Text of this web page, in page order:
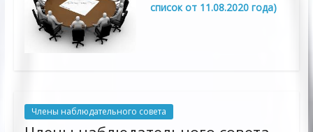
список от 11.08.2020 года)
Члены наблюдательного совета